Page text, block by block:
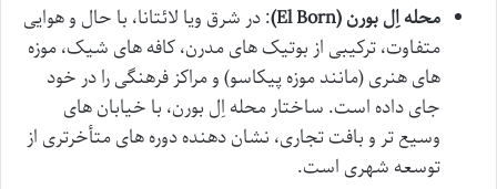
محله اِل بورن (El Born)
: در شرق ویا لائتانا، با حال و هوایی
متفاوت، ترکیبی از بوتیک های مدرن، کافه های شیک، موزه
های هنری (مانند موزه پیکاسو) و مراکز فرهنگی را در خود
جای داده است. ساختار محله اِل بورن، با خیابان های
وسیع تر و بافت تجاری، نشان دهنده دوره های متأخرتری از
توسعه شهری است.